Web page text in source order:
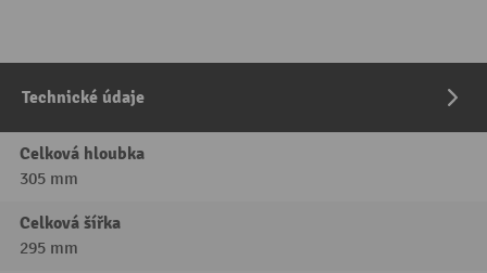
Technické údaje
Celková hloubka
305 mm
Celková šířka
295 mm